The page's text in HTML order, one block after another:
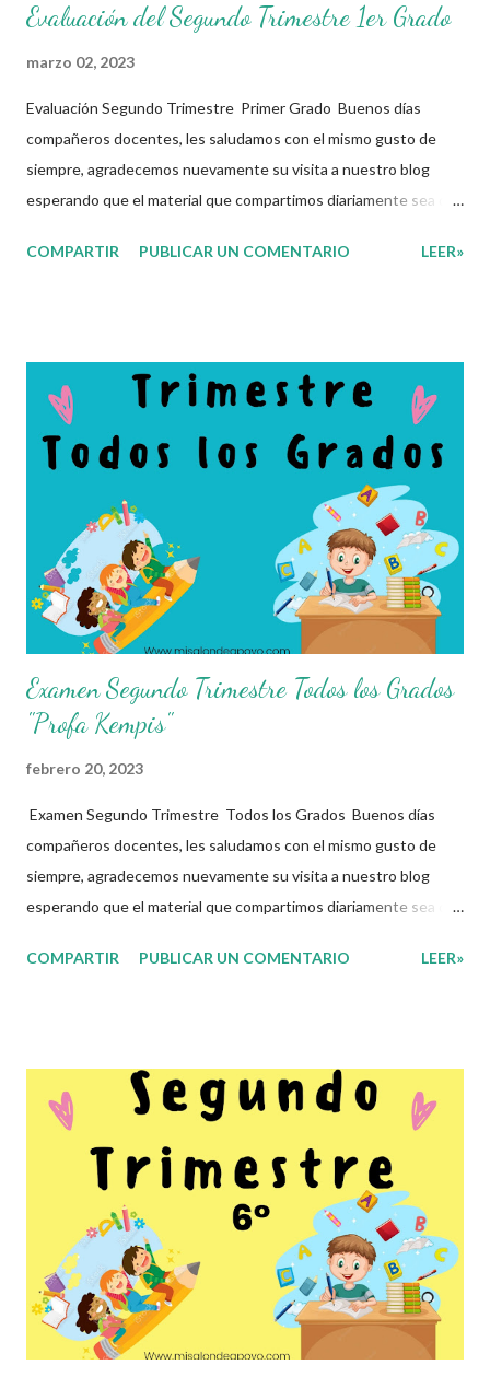
Evaluación del Segundo Trimestre 1er Grado
marzo 02, 2023
Evaluación Segundo Trimestre Primer Grado Buenos días
compañeros docentes, les saludamos con el mismo gusto de
siempre, agradecemos nuevamente su visita a nuestro blog
esperando que el material que compartimos diariamente sea de
compartir con ustedes este increíble Examen correspomdiente
gran utilidad para docentes y alumnos. Con mucho entusiasmo
agradecemos a los autores de este grandioso material.
Recordamos también que nosotros únicamente lo compartimos
con fines informativos y educativos en nuestra labor como
agentes de la educación. 👏 Obtén Examen aquí 👇👇 Evaluación
Segundo Trimestre 1er Grado
COMPARTIR PUBLICAR UN COMENTARIO LEER»
Examen Segundo Trimestre Todos los Grados
"Profa Kempis"
febrero 20, 2023
Examen Segundo Trimestre Todos los Grados Buenos días
compañeros docentes, les saludamos con el mismo gusto de
siempre, agradecemos nuevamente su visita a nuestro blog
esperando que el material que compartimos diariamente sea de
compartir con ustedes este increíble Examen correspomdiente
gran utilidad para docentes y alumnos. Con mucho entusiasmo
agradecemos a los autores de este grandioso material.
Recordamos también que nosotros únicamente lo compartimos
con fines informativos y educativos en nuestra labor como
agentes de la educación. 👏 Obtén Examenes de Acuerdo al
Grado que Requieras aquí 👇👇 Examen 1er Grado Examen 2do
Grado Examen 3er Grado Examen 4to Grado Examen 5to Grado
Examen 6to Grado Hoja de Respuestas de...
COMPARTIR PUBLICAR UN COMENTARIO LEER»